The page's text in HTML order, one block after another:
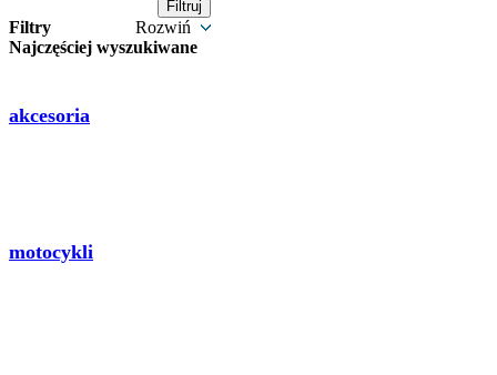
Filtry
Rozwiń
Najczęściej wyszukiwane
akcesoria
motocykli